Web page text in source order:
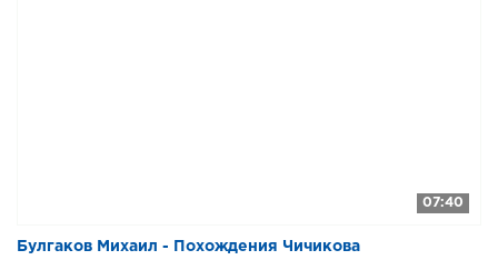
07:40
Булгаков Михаил - Похождения Чичикова